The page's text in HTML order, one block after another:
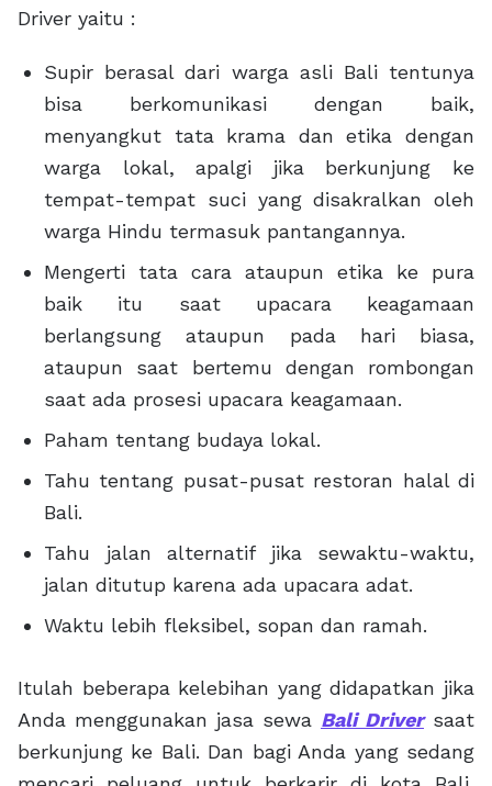
Driver yaitu :
Supir berasal dari warga asli Bali tentunya
bisa berkomunikasi dengan baik,
menyangkut tata krama dan etika dengan
warga lokal, apalgi jika berkunjung ke
tempat-tempat suci yang disakralkan oleh
warga Hindu termasuk pantangannya.
Mengerti tata cara ataupun etika ke pura
baik itu saat upacara keagamaan
berlangsung ataupun pada hari biasa,
ataupun saat bertemu dengan rombongan
saat ada prosesi upacara keagamaan.
Paham tentang budaya lokal.
Tahu tentang pusat-pusat restoran halal di
Bali.
Tahu jalan alternatif jika sewaktu-waktu,
jalan ditutup karena ada upacara adat.
Waktu lebih fleksibel, sopan dan ramah.
Itulah beberapa kelebihan yang didapatkan jika
Anda menggunakan jasa sewa Bali Driversaat
berkunjung ke Bali. Dan bagi Anda yang sedang